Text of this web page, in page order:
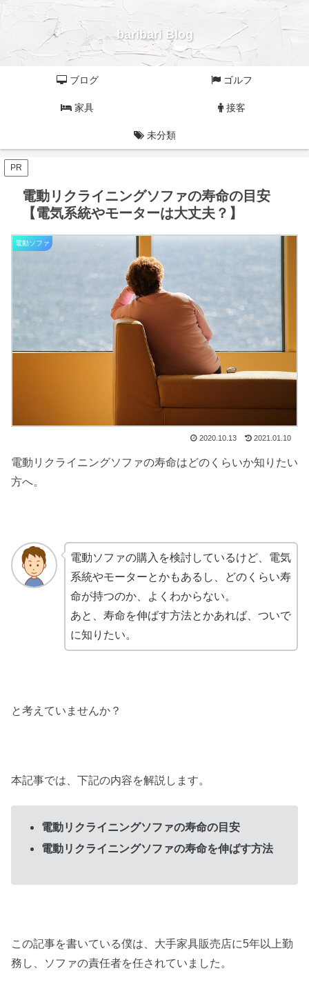
baribari Blog
ブログ ゴルフ
家具 接客
未分類
PR
電動リクライニングソファの寿命の目安
【電気系統やモーターは大丈夫？】
電動ソファ
2020.10.13 2021.01.10
電動リクライニングソファの寿命はどのくらいか知りたい
方へ。
電動ソファの購入を検討しているけど、電気
系統やモーターとかもあるし、どのくらい寿
命が持つのか、よくわからない。
あと、寿命を伸ばす方法とかあれば、ついで
に知りたい。
と考えていませんか？
本記事では、下記の内容を解説します。
電動リクライニングソファの寿命の目安
電動リクライニングソファの寿命を伸ばす方法
この記事を書いている僕は、大手家具販売店に5年以上勤
務し、ソファの責任者を任されていました。